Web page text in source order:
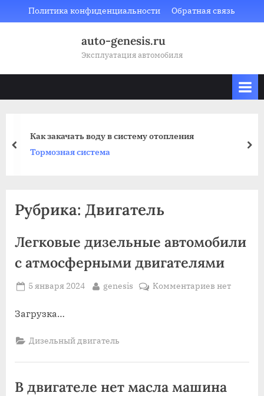
to
Политика конфиденциальности Обратная связь
auto-genesis.ru
Эксплуатация автомобиля
Как закачать воду в систему отопления
Тормозная система
prev
Рубрика: Двигатель
Легковые дизельные автомобили
с атмосферными двигателями
Posted
5 января 2024 By
genesis Комментариевкнет
Загрузка…
Дизельный двигатель
В двигателе нет масла машина